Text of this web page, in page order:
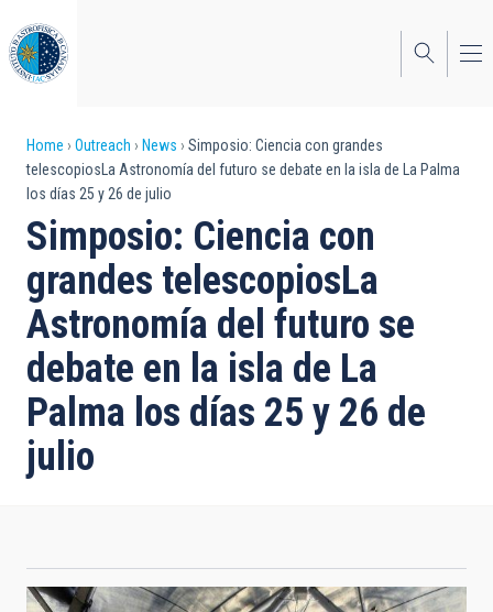
to
main
content
Breadcrumb
Home Outreach News
Simposio: Ciencia con grandes
telescopiosLa Astronomía del futuro se debate en la isla de La Palma
los días 25 y 26 de julio
Simposio: Ciencia con
grandes telescopiosLa
Astronomía del futuro se
debate en la isla de La
Palma los días 25 y 26 de
julio